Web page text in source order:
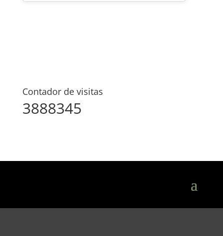
Contador de visitas
3888345